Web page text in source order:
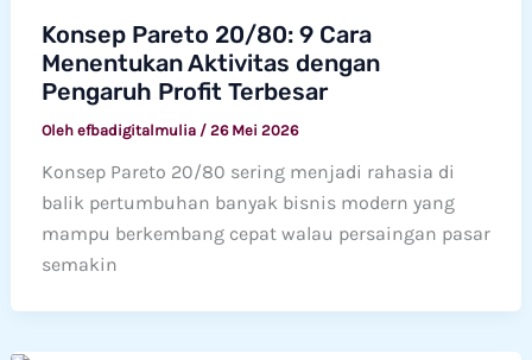
Konsep Pareto 20/80: 9 Cara
Menentukan Aktivitas dengan
Pengaruh Profit Terbesar
Oleh efbadigitalmulia / 26 Mei 2026
Konsep Pareto 20/80 sering menjadi rahasia di
balik pertumbuhan banyak bisnis modern yang
mampu berkembang cepat walau persaingan pasar
semakin